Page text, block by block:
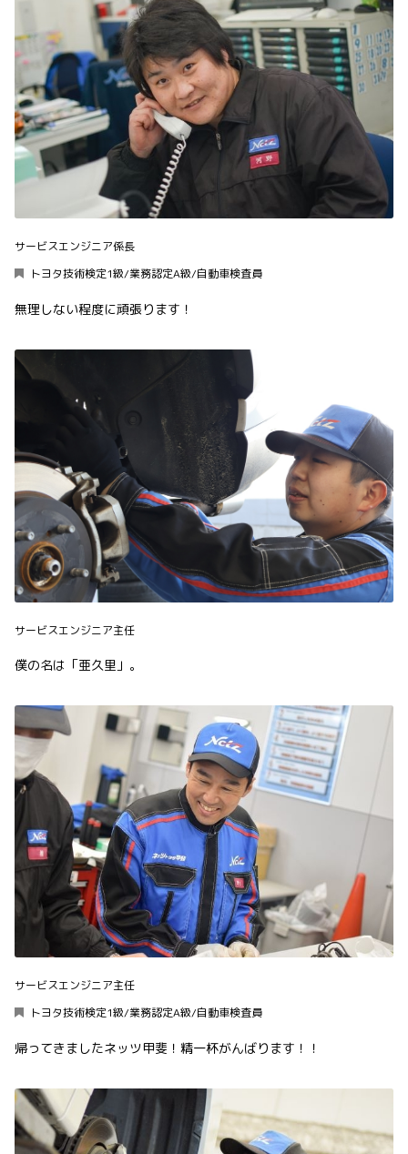
サービスエンジニア係長
トヨタ技術検定1級/業務認定A級/自動車検査員
無理しない程度に頑張ります！
サービスエンジニア主任
僕の名は「亜久里」。
サービスエンジニア主任
トヨタ技術検定1級/業務認定A級/自動車検査員
帰ってきましたネッツ甲斐！精一杯がんばります！！